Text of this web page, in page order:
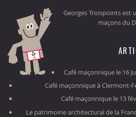
Georges Troispoints est
maçons du
Café maçonnique le 16
Café maçonnique à Clermont-
Café maçonnique le 13
Le patrimoine architectural de la